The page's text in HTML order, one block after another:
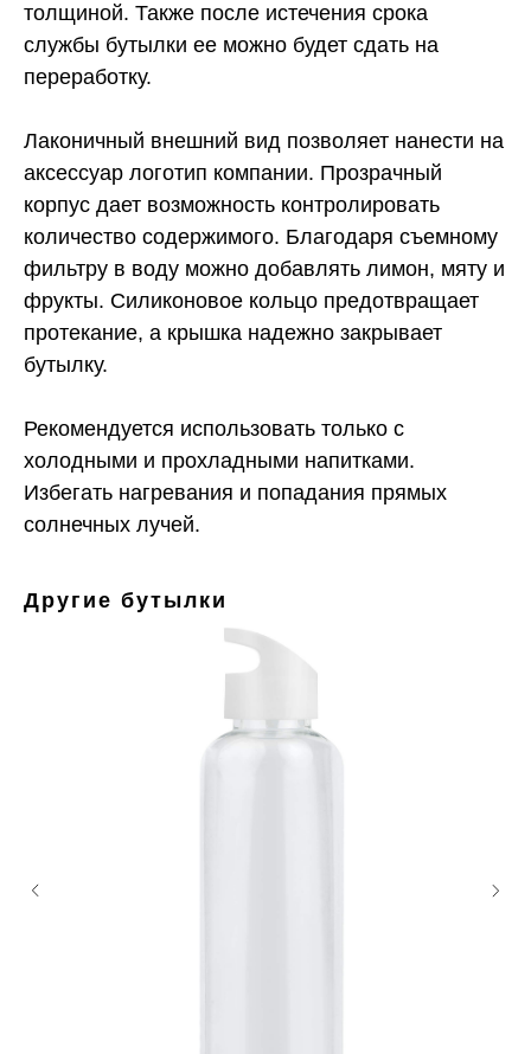
толщиной. Также после истечения срока
службы бутылки ее можно будет сдать на
переработку.
Лаконичный внешний вид позволяет нанести на
аксессуар логотип компании. Прозрачный
корпус дает возможность контролировать
количество содержимого. Благодаря съемному
фильтру в воду можно добавлять лимон, мяту и
фрукты. Силиконовое кольцо предотвращает
протекание, а крышка надежно закрывает
бутылку.
Рекомендуется использовать только с
холодными и прохладными напитками.
Избегать нагревания и попадания прямых
солнечных лучей.
Другие бутылки